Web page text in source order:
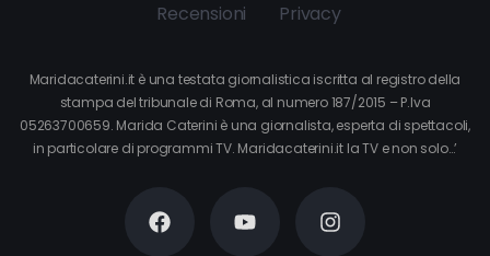
Recensioni Privacy
Maridacaterini.it è una testata giornalistica iscritta al registro della
stampa del tribunale di Roma, al numero 187/2015 – P.Iva
05263700659. Marida Caterini è una giornalista, esperta di spettacoli,
in particolare di programmi TV. Maridacaterini.it la TV e non solo…’